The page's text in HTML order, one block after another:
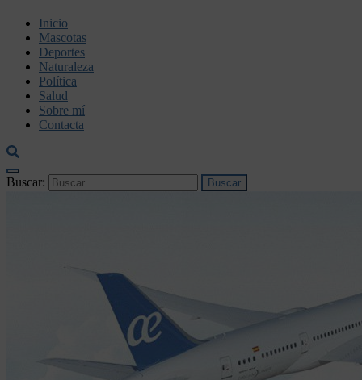
dnaservic.es
Inicio
Mascotas
Deportes
Naturaleza
Política
Salud
Sobre mí
Contacta
Buscar: